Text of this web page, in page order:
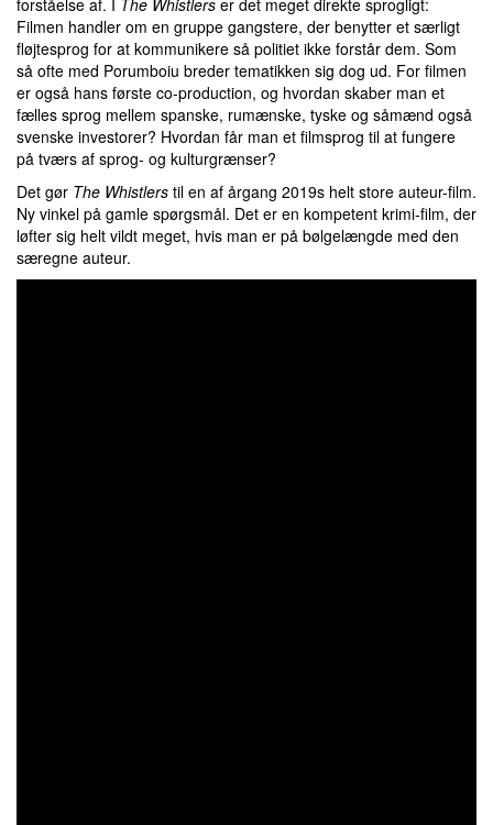
forståelse af. I The Whistlers er det meget direkte sprogligt:
Filmen handler om en gruppe gangstere, der benytter et særligt
fløjtesprog for at kommunikere så politiet ikke forstår dem. Som
så ofte med Porumboiu breder tematikken sig dog ud. For filmen
er også hans første co-production, og hvordan skaber man et
fælles sprog mellem spanske, rumænske, tyske og såmænd også
svenske investorer? Hvordan får man et filmsprog til at fungere
på tværs af sprog- og kulturgrænser?
Det gør The Whistlers til en af årgang 2019s helt store auteur-film.
Ny vinkel på gamle spørgsmål. Det er en kompetent krimi-film, der
løfter sig helt vildt meget, hvis man er på bølgelængde med den
særegne auteur.